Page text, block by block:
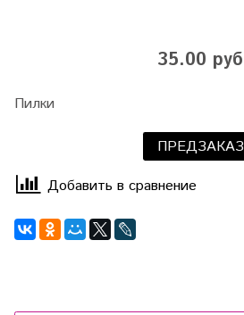
35.00 руб
Пилки
ПРЕДЗАКАЗ
Добавить в сравнение